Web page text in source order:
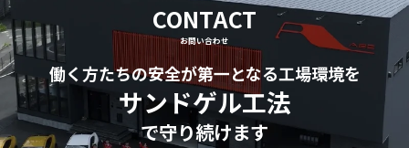
CONTACT
お問い合わせ
働く方たちの安全が第一となる工場環境を
サンドゲル工法
で守り続けます